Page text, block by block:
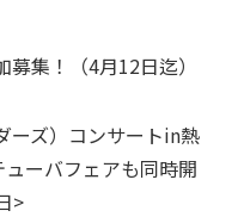
集！（4月12日迄）
ーズ）コンサートin熱
ーバフェアも同時開
>